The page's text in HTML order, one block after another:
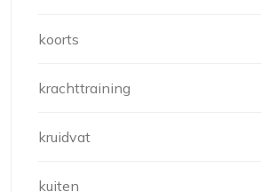
koorts
krachttraining
kruidvat
kuiten